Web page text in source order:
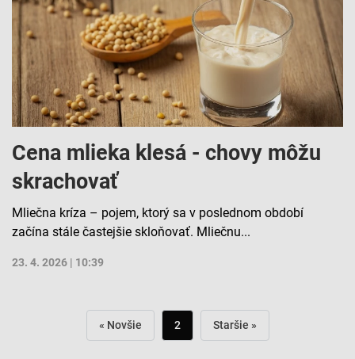
Funkčné
Reklama
Cena mlieka klesá - chovy môžu
skrachovať
Mliečna kríza – pojem, ktorý sa v poslednom období
začína stále častejšie skloňovať. Mliečnu...
23. 4. 2026 | 10:39
« Novšie 2 Staršie »